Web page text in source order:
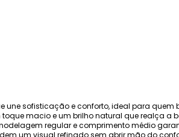
une sofisticação e conforto, ideal para
toque macio e um brilho natural que realça
regular e comprimento médio
um visual refinado sem abrir mão do